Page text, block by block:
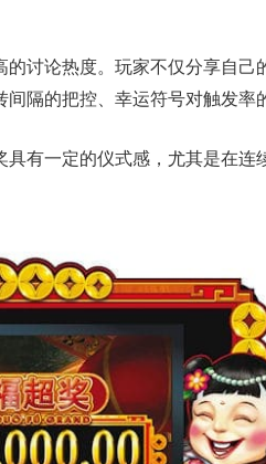
讨论热度。玩家不仅分享自己
隔的把控、幸运符号对触发率
有一定的仪式感，尤其是在连